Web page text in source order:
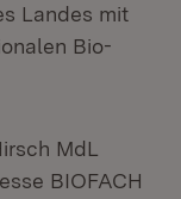
Landes mit
Bio-
MdL
BIOFACH